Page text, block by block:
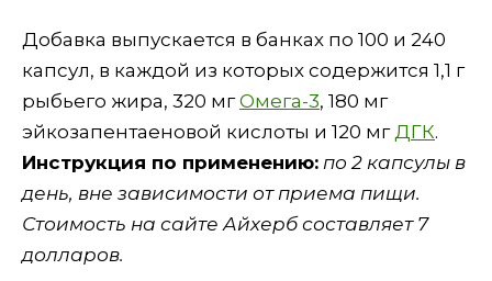
Добавка выпускается в банках по 100 и 240
капсул, в каждой из которых содержится 1,1 г
рыбьего жира, 320 мгОмега-3, 180 мг
эйкозапентаеновой кислоты и 120 мгДГК.
Инструкция по применению: по 2 капсулы в
день, вне зависимости от приема пищи.
Стоимость на сайте Айхерб составляет 7
долларов.